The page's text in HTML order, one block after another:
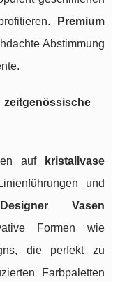
Premium
Abstimmung
auf
kristallvase
und
Designer Vasen
Formen wie
die perfekt zu
Farbpaletten